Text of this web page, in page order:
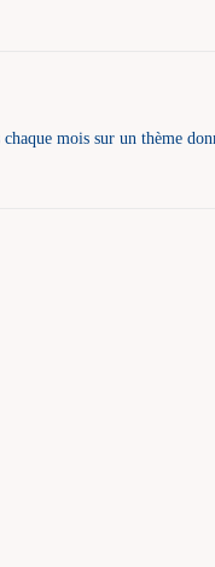
mois sur un thème